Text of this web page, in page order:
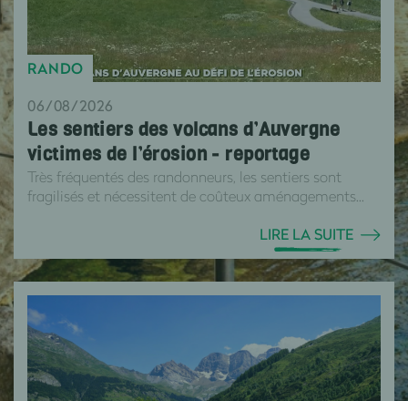
RANDO
06/08/2026
Les sentiers des volcans d’Auvergne
victimes de l’érosion - reportage
Très fréquentés des randonneurs, les sentiers sont
fragilisés et nécessitent de coûteux aménagements...
LIRE LA SUITE